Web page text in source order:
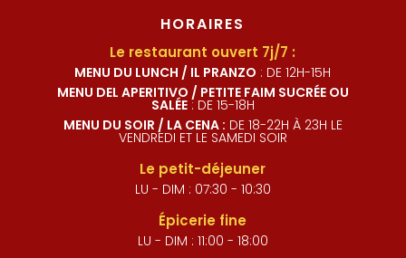
HORAIRES
Le restaurant ouvert 7j/7 :
MENU DU LUNCH / IL PRANZO : DE 12H-15H
MENU DEL APERITIVO / PETITE FAIM SUCRÉE OU
SALÉE: DE 15-18H
MENU DU SOIR / LA CENA : DE 18-22H À 23H LE
VENDREDI ET LE SAMEDI SOIR
Le petit-déjeuner
LU - DIM : 07:30 - 10:30
Épicerie fine
LU - DIM : 11:00 - 18:00